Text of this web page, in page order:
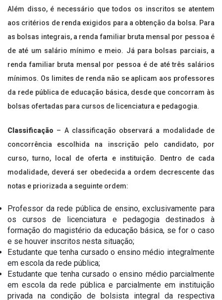
Além disso, é necessário que todos os inscritos se atentem
aos critérios de renda exigidos para a obtenção da bolsa. Para
as bolsas integrais, a renda familiar bruta mensal por pessoa é
de até um salário mínimo e meio. Já para bolsas parciais, a
renda familiar bruta mensal por pessoa é de até três salários
mínimos. Os limites de renda não se aplicam aos professores
da rede pública de educação básica, desde que concorram às
bolsas ofertadas para cursos de licenciatura e pedagogia.
Classificação – A classificação observará a modalidade de
concorrência escolhida na inscrição pelo candidato, por
curso, turno, local de oferta e instituição. Dentro de cada
modalidade, deverá ser obedecida a ordem decrescente das
notas e priorizada a seguinte ordem:
Professor da rede pública de ensino, exclusivamente para
os cursos de licenciatura e pedagogia destinados à
formação do magistério da educação básica, se for o caso
e se houver inscritos nesta situação;
Estudante que tenha cursado o ensino médio integralmente
em escola da rede pública;
Estudante que tenha cursado o ensino médio parcialmente
em escola da rede pública e parcialmente em instituição
privada na condição de bolsista integral da respectiva